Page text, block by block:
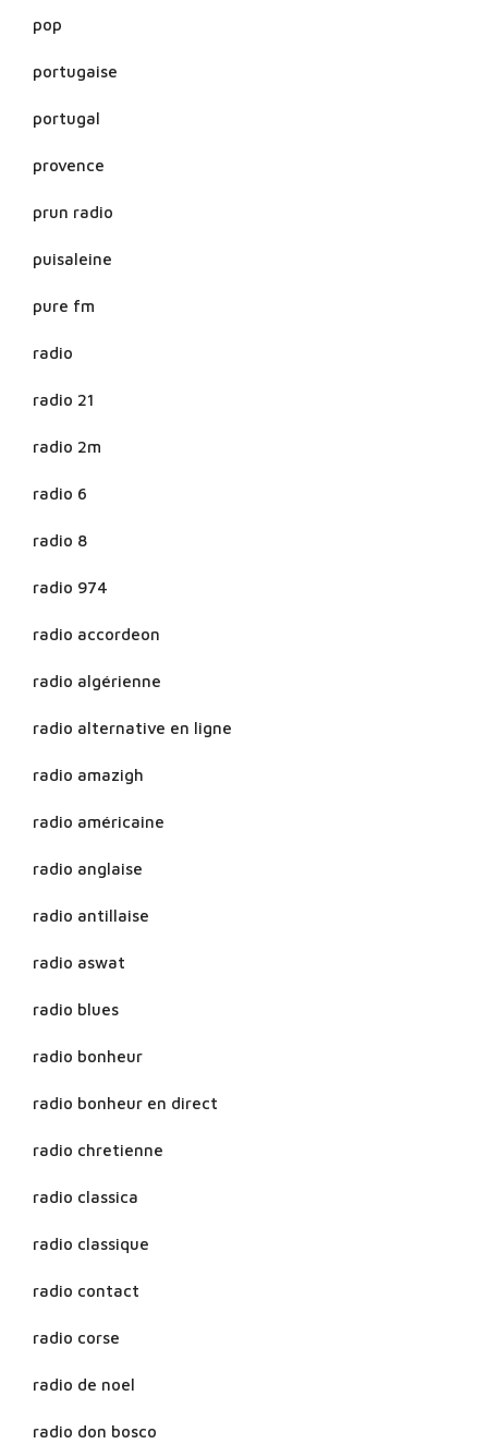
pop
portugaise
portugal
provence
prun radio
puisaleine
pure fm
radio
radio 21
radio 2m
radio 6
radio 8
radio 974
radio accordeon
radio algérienne
radio alternative en ligne
radio amazigh
radio américaine
radio anglaise
radio antillaise
radio aswat
radio blues
radio bonheur
radio bonheur en direct
radio chretienne
radio classica
radio classique
radio contact
radio corse
radio de noel
radio don bosco